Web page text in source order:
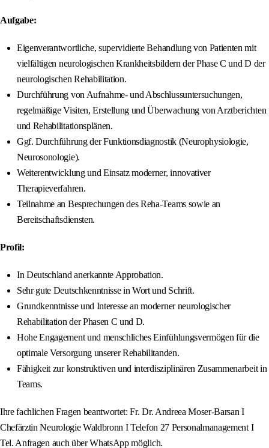
Aufgabe:
Eigenverantwortliche, supervidierte Behandlung von Patienten mit
vielfältigen neurologischen Krankheitsbildern der Phase C und D der
neurologischen Rehabilitation.
Durchführung von Aufnahme- und Abschlussuntersuchungen,
regelmäßige Visiten, Erstellung und Überwachung von Arztberichten
und Rehabilitationsplänen.
Ggf. Durchführung der Funktionsdiagnostik (Neurophysiologie,
Neurosonologie).
Weiterentwicklung und Einsatz moderner, innovativer
Therapieverfahren.
Teilnahme an Besprechungen des Reha-Teams sowie an
Bereitschaftsdiensten.
Profil:
In Deutschland anerkannte Approbation.
Sehr gute Deutschkenntnisse in Wort und Schrift.
Grundkenntnisse und Interesse an moderner neurologischer
Rehabilitation der Phasen C und D.
Hohe Engagement und menschliches Einfühlungsvermögen für die
optimale Versorgung unserer Rehabilitanden.
Fähigkeit zur konstruktiven und interdisziplinären Zusammenarbeit in
Teams.
Ihre fachlichen Fragen beantwortet: Fr. Dr. Andreea Moser-Barsan I
Chefärztin Neurologie Waldbronn I Telefon 27 Personalmanagement I
Tel. Anfragen auch über WhatsApp möglich.